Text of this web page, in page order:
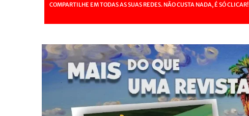
COMPARTILHE EM TODAS AS SUAS REDES. NÃO CUSTA NADA, É SÓ CLICAR!